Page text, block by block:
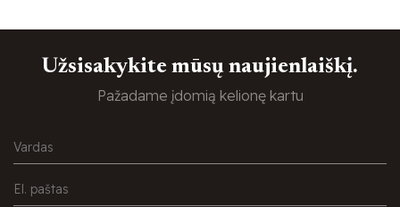
Užsisakykite mūsų naujienlaiškį.
Pažadame įdomią kelionę kartu